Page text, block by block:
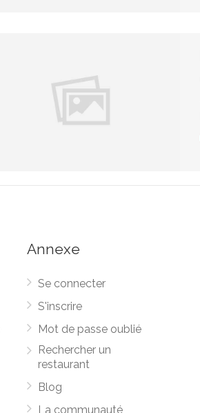
Annexe
Se connecter
S'inscrire
Mot de passe oublié
Rechercher un
restaurant
Blog
La communauté